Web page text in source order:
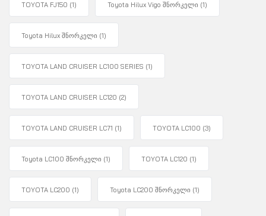
TOYOTA FJ150 (1) Toyota Hilux Vigo შნორკელი (1)
Toyota Hilux შნორკელი (1)
TOYOTA LAND CRUISER LC100 SERIES (1)
TOYOTA LAND CRUISER LC120 (2)
TOYOTA LAND CRUISER LC71 (1) TOYOTA LC100 (3)
Toyota LC100 შნორკელი (1) TOYOTA LC120 (1)
TOYOTA LC200 (1) Toyota LC200 შნორკელი (1)